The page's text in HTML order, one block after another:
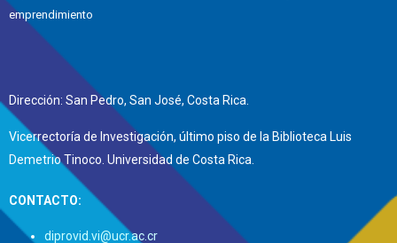
emprendimiento
Dirección: San Pedro, San José, Costa Rica.
Vicerrectoría de Investigación, último piso de la Biblioteca Luis
Demetrio Tinoco. Universidad de Costa Rica.
CONTACTO:
diprovid.vi@ucr.ac.cr